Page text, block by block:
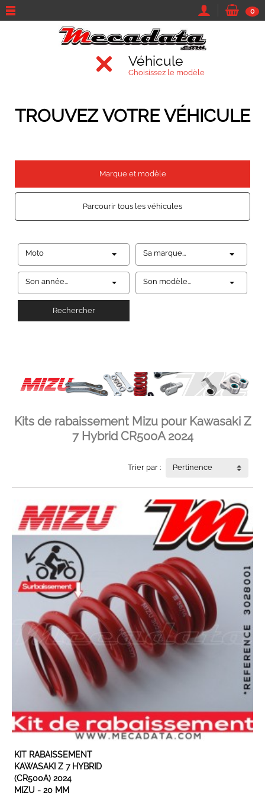
0
Véhicule
Choisissez le modèle
TROUVEZ VOTRE VÉHICULE
Marque et modèle
Parcourir tous les véhicules
Moto Sa marque...
Son année... Son modèle...
Rechercher
Kits de rabaissement Mizu pour Kawasaki Z
7 Hybrid CR500A 2024
Trier par : Pertinence
KIT RABAISSEMENT
KAWASAKI Z 7 HYBRID
(CR500A) 2024
MIZU - 20 MM